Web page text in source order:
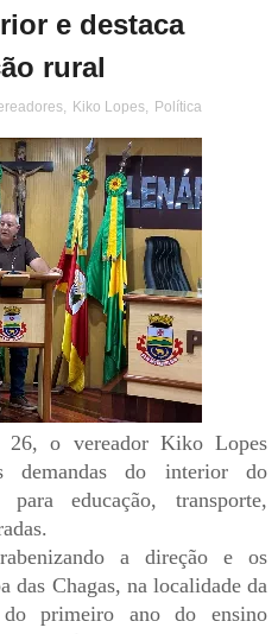
e destaca
rural
, Kiko Lopes, Política
26, o vereador Kiko Lopes
demandas do interior do
educação, transporte,
a direção e os
das Chagas, na localidade da
primeiro ano do ensino